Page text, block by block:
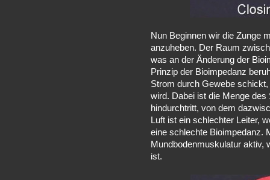
Nun Beginnen wir die Zunge
anzuheben. Der Raum
was an der Änderung der
Prinzip der Bioimpedanz
Strom durch Gewebe
wird. Dabei ist die Menge
hindurchtritt, von dem
Luft ist ein schlechter Leiter,
eine schlechte Bioimpedanz.
Mundbodenmuskulatur aktiv,
ist.